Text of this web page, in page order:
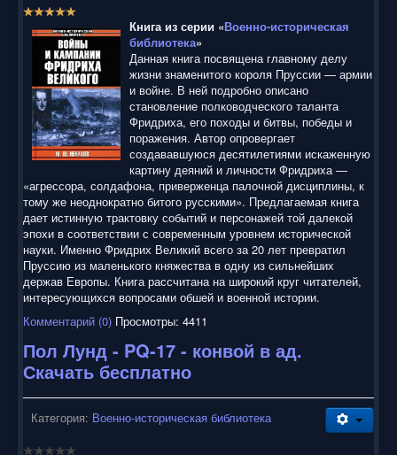
Р
/
5
Книга из серии «Военно-историческая
библиотека»
Данная книга посвящена главному делу
жизни знаменитого короля Пруссии — армии
и войне. В ней подробно описано
становление полководческого таланта
Фридриха, его походы и битвы, победы и
поражения. Автор опровергает
создававшуюся десятилетиями искаженную
картину деяний и личности Фридриха —
«агрессора, солдафона, приверженца палочной дисциплины, к
тому же неоднократно битого русскими». Предлагаемая книга
дает истинную трактовку событий и персонажей той далекой
эпохи в соответствии с современным уровнем исторической
науки. Именно Фридрих Великий всего за 20 лет превратил
Пруссию из маленького княжества в одну из сильнейших
держав Европы. Книга рассчитана на широкий круг читателей,
интересующихся вопросами обшей и военной истории.
Комментарий (0) Просмотры: 4411
Пол Лунд - PQ-17 - конвой в ад.
Скачать бесплатно
Категория: Военно-историческая библиотека